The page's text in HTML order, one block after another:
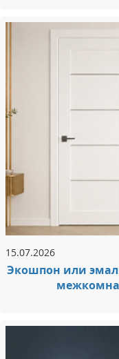
15.07.2026
Экошпон или